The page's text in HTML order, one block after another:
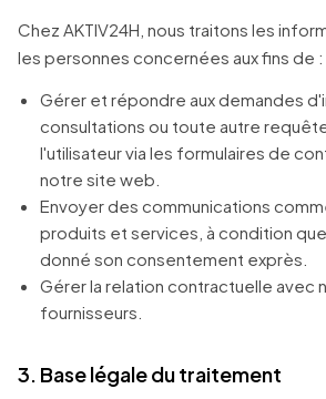
Chez AKTIV24H, nous traitons les
les personnes concernées aux fins de :
Gérer et répondre aux demandes
consultations ou toute autre
l'utilisateur via les formulaires de
notre site web.
Envoyer des communications
produits et services, à condition
donné son consentement exprès.
Gérer la relation contractuelle avec
fournisseurs.
3. Base légale du traitement